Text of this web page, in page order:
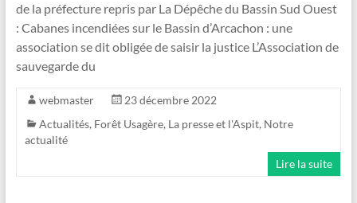
de la préfecture repris par La Dépêche du Bassin Sud Ouest
: Cabanes incendiées sur le Bassin d’Arcachon : une
association se dit obligée de saisir la justice L’Association de
sauvegarde du
webmaster
23 décembre 2022
Actualités, Forêt Usagère, La presse et l'Aspit, Notre
actualité
Lire la suite